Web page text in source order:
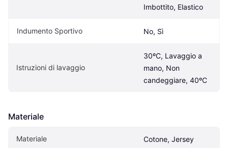
Imbottito, Elastico
Indumento Sportivo No, Sì
Istruzioni di lavaggio
30ºC, Lavaggio a
mano, Non
candeggiare, 40ºC
Materiale
Materiale Cotone, Jersey